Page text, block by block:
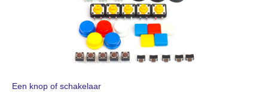
Een knop of schakelaar